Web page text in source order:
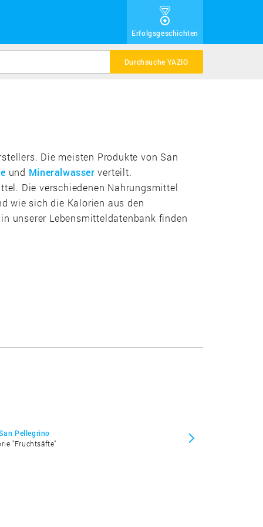
Erfolgsgeschichten
Durchsuche YAZIO
Die meisten Produkte von San
und Mineralwasser verteilt.
Die verschiedenen Nahrungsmittel
wie sich die Kalorien aus den
unserer Lebensmitteldatenbank finden
Pellegrino
"Fruchtsäfte"